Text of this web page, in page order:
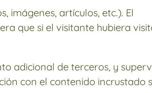
imágenes, artículos, etc.). El
que si el visitante hubiera
adicional de terceros, y
con el contenido incrustado